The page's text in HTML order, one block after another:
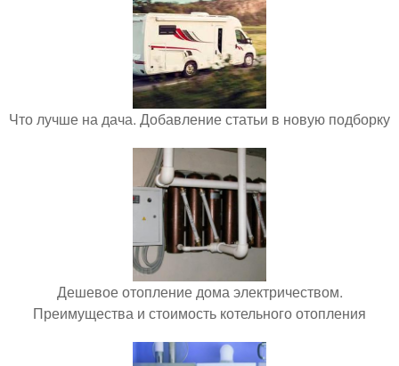
Что лучше на дача. Добавление статьи в новую подборку
Дешевое отопление дома электричеством.
Преимущества и стоимость котельного отопления